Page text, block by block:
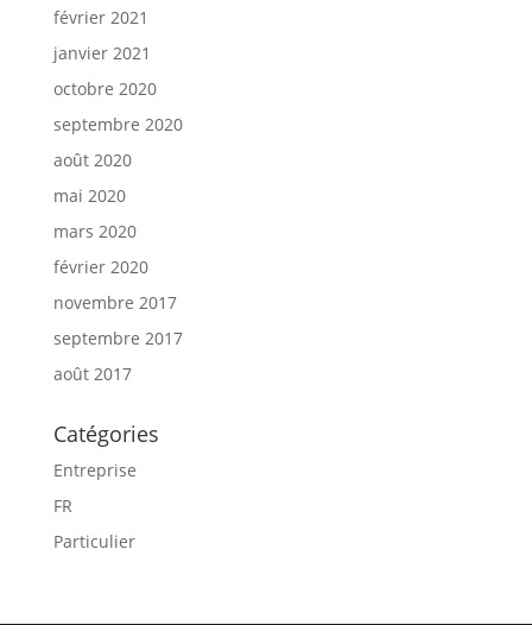
février 2021
janvier 2021
octobre 2020
septembre 2020
août 2020
mai 2020
mars 2020
février 2020
novembre 2017
septembre 2017
août 2017
Catégories
Entreprise
FR
Particulier